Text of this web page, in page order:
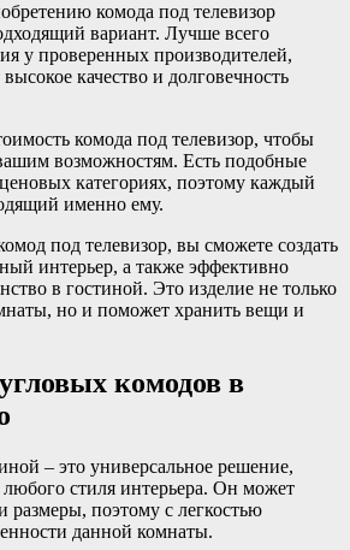
комода под телевизор
вариант. Лучше всего
у проверенных производителей,
качество и долговечность
комода под телевизор, чтобы
возможностям. Есть подобные
категориях, поэтому каждый
именно ему.
под телевизор, вы сможете создать
интерьер, а также эффективно
в гостиной. Это изделие не только
но и поможет хранить вещи и
комодов в
– это универсальное решение,
любого стиля интерьера. Он может
поэтому с легкостью
данной комнаты.